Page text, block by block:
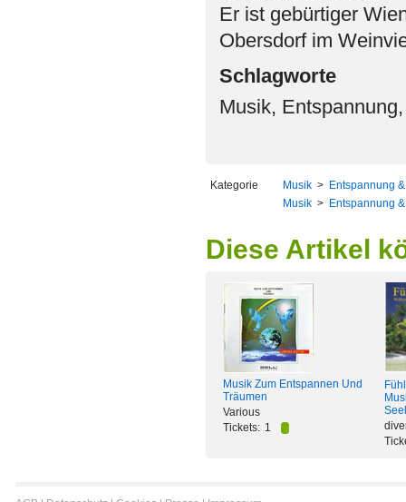
Er ist gebürtiger
Obersdorf im
Schlagworte
Musik,
Kategorie Musik > Entspannung
Musik > Entspannung
Diese Artikel
Musik Zum Entspannen Und
Träumen
Various
Tickets: 1